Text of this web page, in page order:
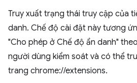
Truy xuất trạng thái truy cập của
danh. Chế độ cài đặt này tương
"Cho phép ở Chế độ ẩn danh"
người dùng kiểm soát và có thể
trang chrome://extensions.